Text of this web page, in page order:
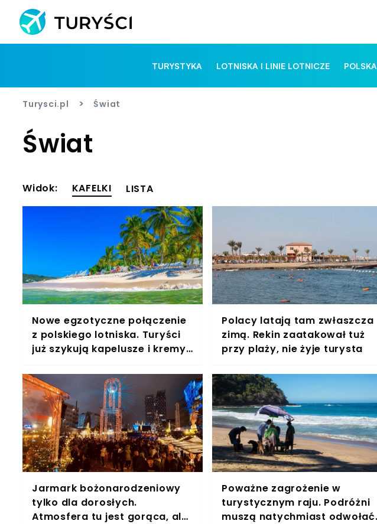
TURYSTYKA LOTNISKA I LINIE LOTNICZE POLSKA
Turysci.pl > Świat
Świat
Widok: KAFELKI LISTA
Nowe egzotyczne połączenie
z polskiego lotniska. Turyści
już szykują kapelusze i kremy
Polacy latają tam zwłaszcza
zimą. Rekin zaatakował tuż
przy plaży, nie żyje turysta
Jarmark bożonarodzeniowy
tylko dla dorosłych.
Atmosfera tu jest gorąca, ale
Poważne zagrożenie w
turystycznym raju. Podróżni
muszą natychmiast odwołać